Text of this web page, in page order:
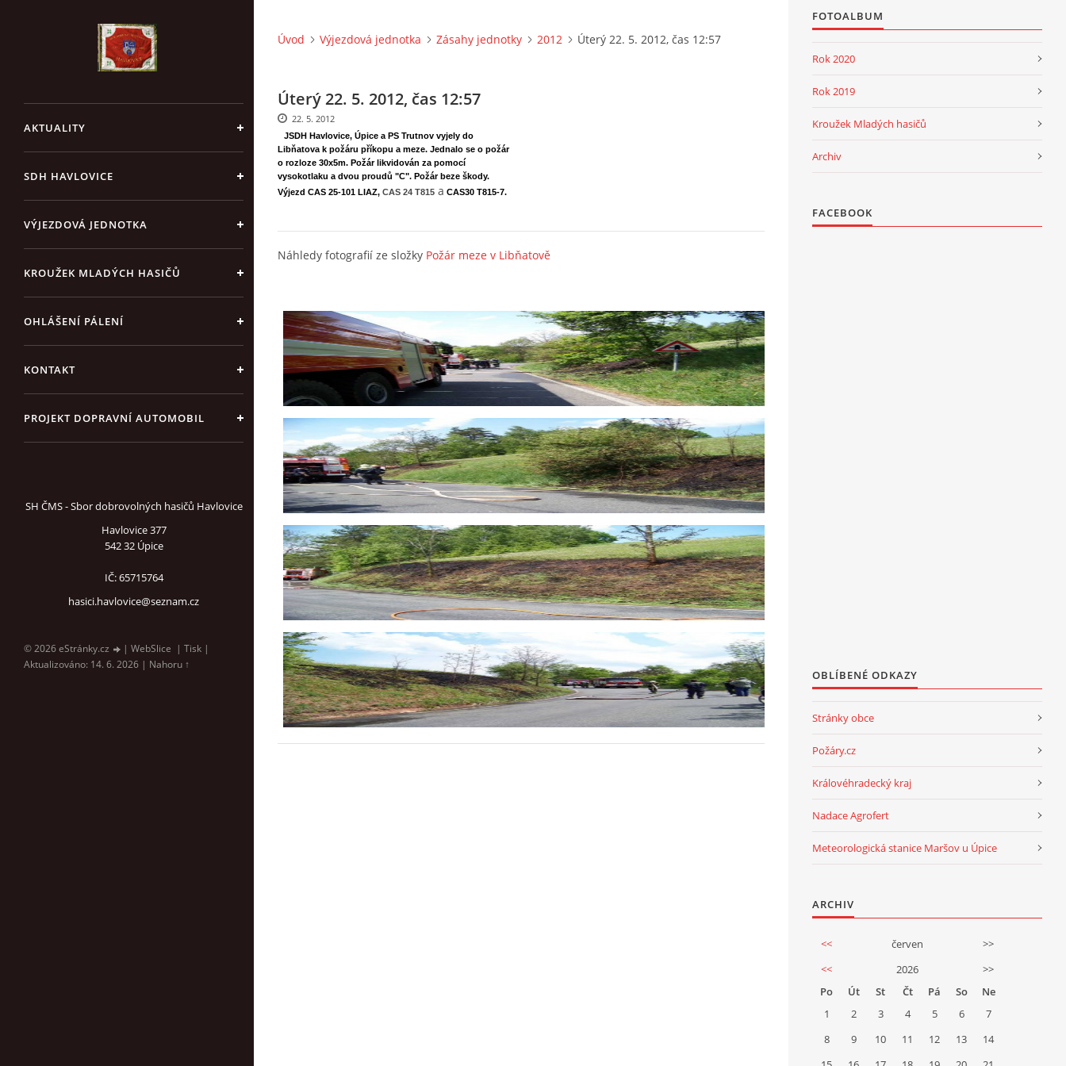
AKTUALITY
SDH HAVLOVICE
VÝJEZDOVÁ JEDNOTKA
KROUŽEK MLADÝCH HASIČŮ
OHLÁŠENÍ PÁLENÍ
KONTAKT
PROJEKT DOPRAVNÍ AUTOMOBIL
SH ČMS - Sbor dobrovolných hasičů Havlovice
Havlovice 377
542 32 Úpice
IČ: 65715764
hasici.havlovice@seznam.cz
© 2026 eStránky.cz | WebSlice | Tisk |
Aktualizováno: 14. 6. 2026 | Nahoru ↑
Úvod Výjezdová jednotka Zásahy jednotky 2012 Úterý 22. 5. 2012, čas 12:57
Úterý 22. 5. 2012, čas 12:57
JSDH Havlovice, Úpice a PS Trutnov vyjely do
Libňatova k požáru příkopu a meze. Jednalo se o požár
o rozloze 30x5m. Požár likvidován za pomocí
vysokotlaku a dvou proudů "C". Požár beze škody.
Výjezd CAS 25-101 LIAZ, CAS 24 T815 a CAS30 T815-7.
22. 5. 2012
Náhledy fotografií ze složky Požár meze v Libňatově
FOTOALBUM
Rok 2020
Rok 2019
Kroužek Mladých hasičů
Archiv
FACEBOOK
OBLÍBENÉ ODKAZY
Stránky obce
Požáry.cz
Královéhradecký kraj
Nadace Agrofert
Meteorologická stanice Maršov u Úpice
ARCHIV
<< červen
>>
<<
2026
>>
Po
Út St Čt Pá So
Ne
1
2 3 4 5 6
7
8
9 10 11 12 13
14